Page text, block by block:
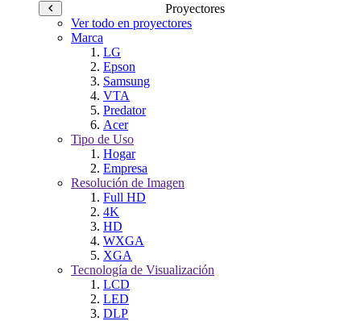
Proyectores
Ver todo en proyectores
Marca
LG
Epson
Samsung
VTA
Predator
Acer
Tipo de Uso
Hogar
Empresa
Resolución de Imagen
Full HD
4K
HD
WXGA
XGA
Tecnología de Visualización
LCD
LED
DLP